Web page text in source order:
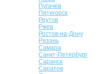
Пугачёв
Пятигорск
Реутов
Ржев
Ростов-на-Дону
Рязань
Самара
Санкт-Петербург
Саранск
Саратов